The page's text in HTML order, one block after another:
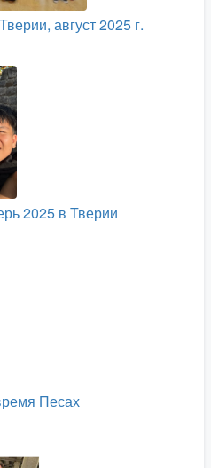
август 2025 г.
2025 в Тверии
Песах